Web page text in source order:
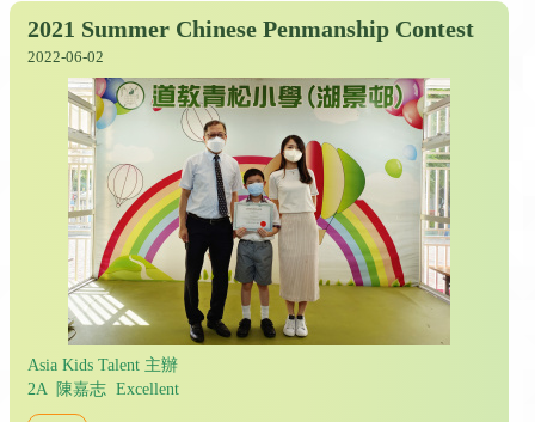
2021 Summer Chinese Penmanship Contest
2022-06-02
Asia Kids Talent 主辦
2A 陳嘉志 Excellent